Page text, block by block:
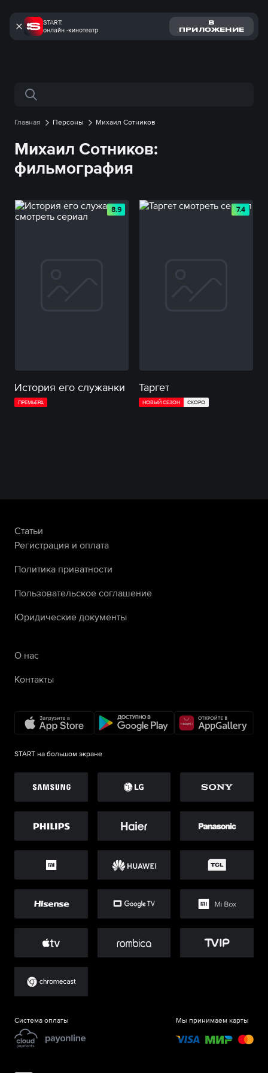
START:
онлайн -кинотеатр
В
ПРИЛОЖЕНИЕ
Поиск по сайту
Главная Персоны Михаил Сотников
Михаил Сотников:
фильмография
8.9
История его служанки
ПРЕМЬЕРА
7.4
Таргет
НОВЫЙ СЕЗОН СКОРО
Статьи
Регистрация и оплата
Политика приватности
Пользовательское соглашение
Юридические документы
О нас
Контакты
START на большом экране
Система оплаты Мы принимаем карты